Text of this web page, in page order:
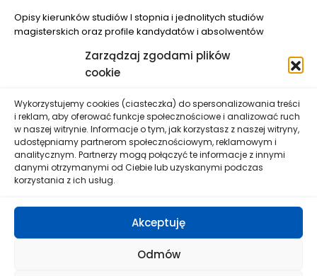
Zarządzaj zgodami plików
cookie
Wykorzystujemy cookies (ciasteczka) do spersonalizowania treści
i reklam, aby oferować funkcje społecznościowe i analizować ruch
w naszej witrynie. Informacje o tym, jak korzystasz z naszej witryny,
udostępniamy partnerom społecznościowym, reklamowym i
analitycznym. Partnerzy mogą połączyć te informacje z innymi
danymi otrzymanymi od Ciebie lub uzyskanymi podczas
korzystania z ich usług.
Akceptuję
Odmów
Opisy kierunków studiów I stopnia i jednolitych studiów
magisterskich oraz profile kandydatów i absolwentów
UWM w Olsztynie" (nr FERS.01.05-IP.08-0048/25
dofinansowanym przez Unię Europejską.
Uniwersytet Warmińsko-Mazurski w Olsztynie zastrzega
sobie prawo wprowadzenia zmian danych zawartych na
niniejszej stronie bez wcześniejszego uprzedzenia.
Wszelkie informacje umieszczone na stronie nie stanowią
oferty w rozumieniu Kodeksu Cywilnego.